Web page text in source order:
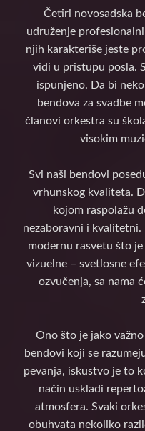
Četiri novosadska
udruženje
njih karakteriše jeste
vidi u pristupu posla.
ispunjeno. Da bi
bendova za svadbe
članovi orkestra su
visokim
Svi naši bendovi
vrhunskog kvaliteta.
kojom raspolažu
nezaboravni i
modernu rasvetu što
vizuelne – svetlosne
ozvučenja, sa nama
Ono što je jako
bendovi koji se
pevanja, iskustvo je to
način uskladi
atmosfera. Svaki
obuhvata nekoliko